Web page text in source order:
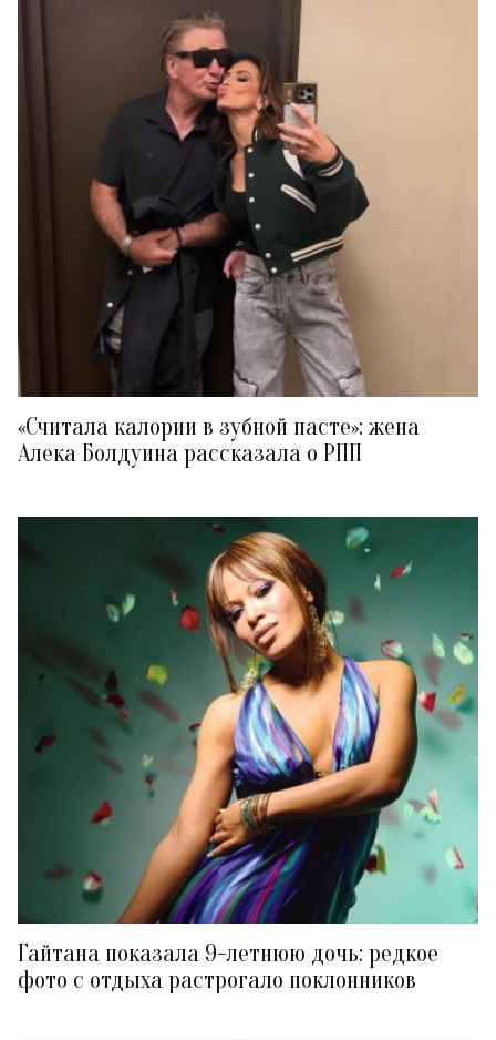
«Считала калории в зубной пасте»: жена
Алека Болдуина рассказала о РПП
Гайтана показала 9-летнюю дочь: редкое
фото с отдыха растрогало поклонников